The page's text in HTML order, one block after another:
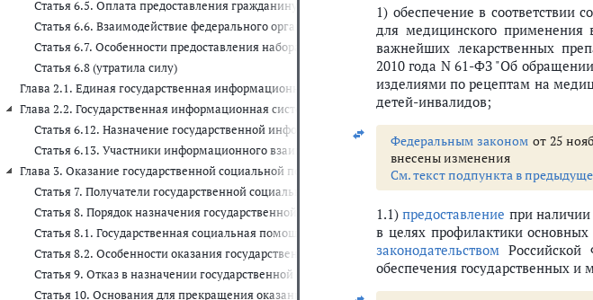
Статья 6.5. Оплата предоставления гражданину социальных услуг
Статья 6.6. Взаимодействие федерального органа исполнительной власти, осуществляющего
Статья 6.7. Особенности предоставления набора социальных услуг отдельным категориям граждан
Статья 6.8 (утратила силу)
Глава 2.1. Единая государственная информационная система социального обеспечения (утратила силу)
Глава 2.2. Государственная информационная система "Единая централизованная цифровая платформа
Статья 6.12. Назначение государственной информационной системы "Единая централизованная
Статья 6.13. Участники информационного взаимодействия
Глава 3. Оказание государственной социальной помощи за счет средств бюджетов субъектов
Статья 7. Получатели государственной социальной помощи
Статья 8. Порядок назначения государственной социальной помощи
Статья 8.1. Государственная социальная помощь на основании социального контракта
Статья 8.2. Особенности оказания государственной социальной помощи на основании
Статья 9. Отказ в назначении государственной социальной помощи
Статья 10. Основания для прекращения оказания государственной социальной помощи
1) обеспечение в соответствии со
для медицинского
важнейших лекарственных
2010 года N 61-ФЗ "Об
изделиями по рецептам на
детей-инвалидов;
Федеральным законом от 25
внесены изменения
См. текст подпункта в
1.1)предоставление при
в целях профилактики основных
законодательством
обеспечения государственных